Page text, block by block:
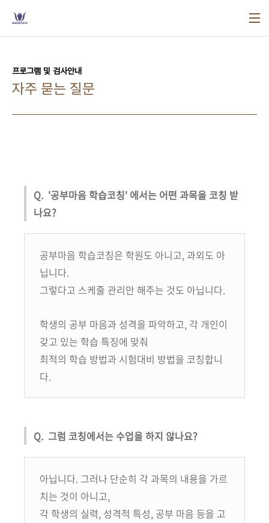
프로그램 및 검사안내
자주 묻는 질문
Q. '공부마음 학습코칭' 에서는 어떤 과목을 코칭 받
나요?
공부마음 학습코칭은 학원도 아니고, 과외도 아
닙니다.
그렇다고 스케줄 관리만 해주는 것도 아닙니다.
학생의 공부 마음과 성격을 파악하고, 각 개인이
갖고 있는 학습 특징에 맞춰
최적의 학습 방법과 시험대비 방법을 코칭합니
다.
Q. 그럼 코칭에서는 수업을 하지 않나요?
아닙니다. 그러나 단순히 각 과목의 내용을 가르
치는 것이 아니고,
각 학생의 실력, 성격적 특성, 공부 마음 등을 고